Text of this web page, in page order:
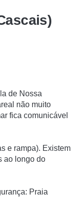
de Nossa
não muito
fica comunicável
e rampa). Existem
ao longo do
Praia